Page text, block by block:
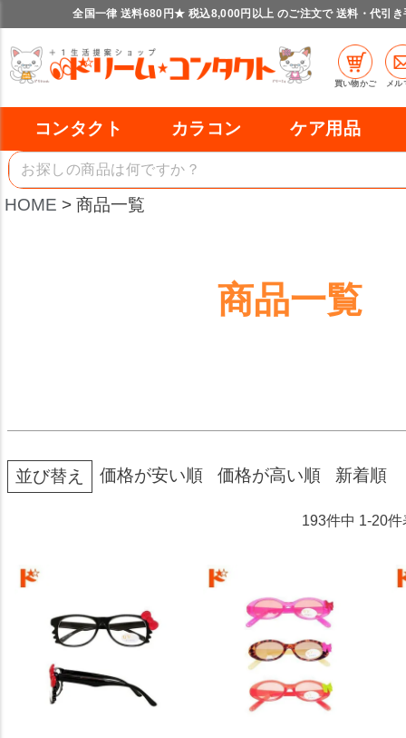
全国一律 送料680円★ 税込8,000円以上 のご注文で 送料・代引き
買い物かご メル
コンタクト カラコン ケア用品
HOME 商品一覧
商品一覧
在庫なし商品
商品番号/JANコード
バンドル販売
価格が安い順 価格が高い順
キーワードヒット順
並び替え 価格が安い順 価格が高い順 新着順
193件中 1-20件